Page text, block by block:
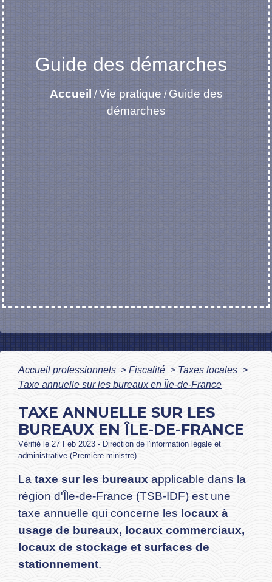
Guide des démarches
Accueil / Vie pratique / Guide des
démarches
Accueil professionnels > Fiscalité > Taxes locales >
Taxe annuelle sur les bureaux en Île-de-France
TAXE ANNUELLE SUR LES
BUREAUX EN ÎLE-DE-FRANCE
Vérifié le 27 Feb 2023 - Direction de l'information légale et
administrative (Première ministre)
La taxe sur les bureaux applicable dans la
région d'Île-de-France (TSB-IDF) est une
taxe annuelle qui concerne les locaux à
usage de bureaux, locaux commerciaux,
locaux de stockage et surfaces de
stationnement.